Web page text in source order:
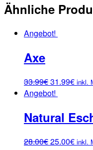
Ähnliche
Angebot!
Axe
33.99€31.99€ inkl.
Angebot!
Natural
28.00€25.00€ inkl.